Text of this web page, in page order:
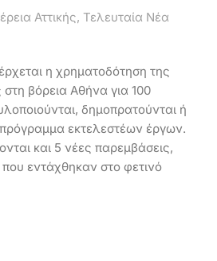
Αττικής, Τελευταία Νέα
η χρηματοδότηση της
στη βόρεια Αθήνα για 100
δημοπρατούνται ή
εκτελεστέων έργων.
και 5 νέες παρεμβάσεις,
εντάχθηκαν στο φετινό